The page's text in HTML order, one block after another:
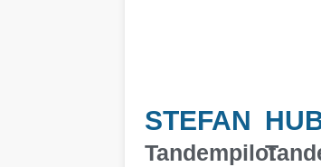
STEFAN
Tandempilot